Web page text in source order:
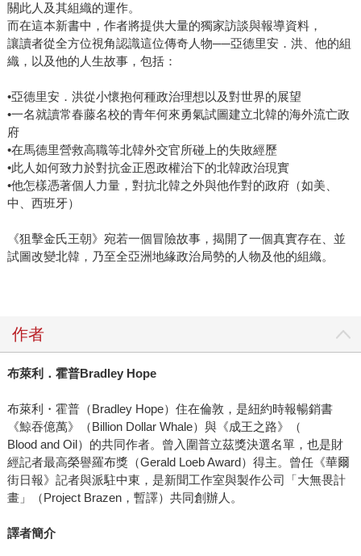
關此人及其組織的運作。
而在這本新書中，作者將提供大量的獨家訪談與報導資料，
讓讀者從全方位視角認識這位傳奇人物──亞德里安．洪、他的組
織，以及他的人生故事，包括：
•亞德里安．洪從小懷抱何種政治理想以及對世界的展望
•一名就讀常春藤名校的青年何來勇氣試圖建立北韓的海外流亡政
府
•在馬德里營救高職等北韓外交官所碰上的失敗經歷
•此人如何致力於對抗金正恩政權治下的北韓政治現實
•他怎樣憑著個人力量，對抗北韓之外與他作對的政府（如美、
中、西班牙）
《狙擊金氏王朝》宛若一個冒險故事，揭開了一個真實存在、並
試圖改變北韓，乃至全亞洲地緣政治局勢的人物及他的組織。
作者
布萊利．霍普Bradley Hope
布萊利・霍普（Bradley Hope）住在倫敦，是紐約時報暢銷書
《鯨吞億萬》（Billion Dollar Whale）與《成王之路》（
Blood and Oil）的共同作者。曾入圍普立茲獎決選名單，也是財
經記者最高榮譽羅布獎（Gerald Loeb Award）得主。曾任《華爾
街日報》記者與派駐中東，是新聞工作室與製作公司「大無畏計
畫」（Project Brazen，暫譯）共同創辦人。
譯者簡介